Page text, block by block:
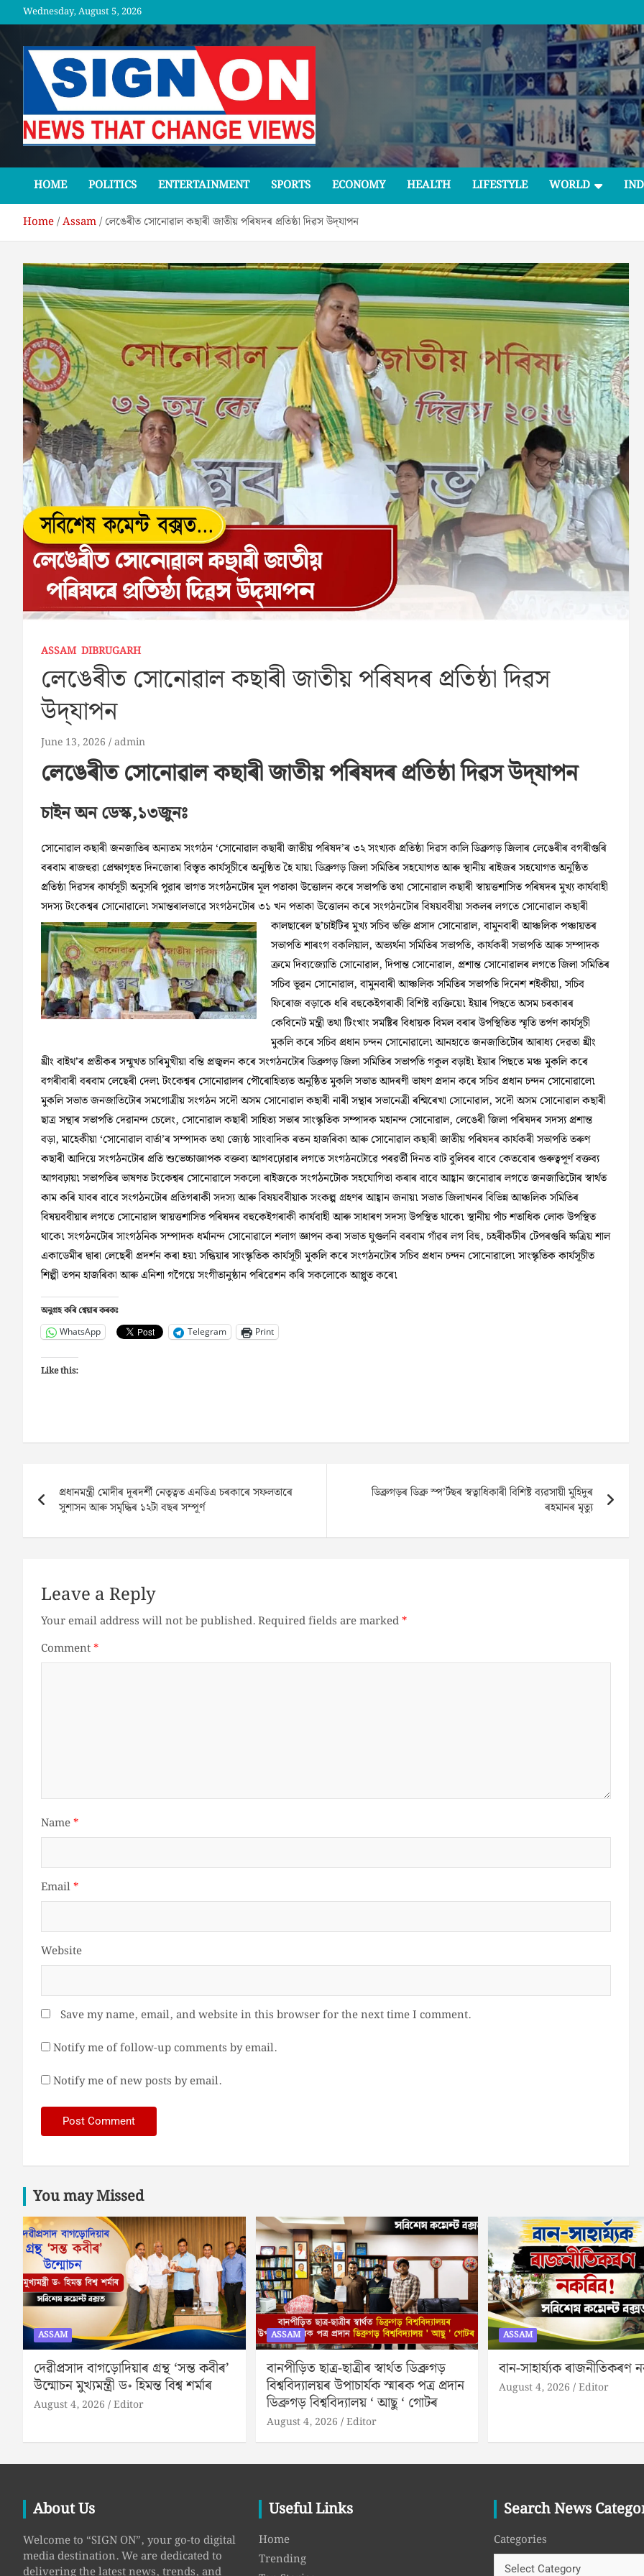
to
Wednesday, August 5, 2026
SGNON
HOME POLITICS ENTERTAINMENT SPORTS ECONOMY HEALTH LIFESTYLE WORLD
Home Assam লেঙেৰীত সোনোৱাল কছাৰী জাতীয় পৰিষদৰ প্ৰতিষ্ঠা দিৱস উদ্‌যাপন
ASSAM DIBRUGARH
লেঙেৰীত সোনোৱাল কছাৰী জাতীয় পৰিষদৰ প্ৰতিষ্ঠা দিৱস
উদ্‌যাপন
June 13, 2026 admin
লেঙেৰীত সোনোৱাল কছাৰী জাতীয় পৰিষদৰ প্ৰতিষ্ঠা দিৱস উদ্‌যাপন
চাইন অন ডেস্ক,১৩জুনঃ
সোনোৱাল কছাৰী জনজাতিৰ অন্যতম সংগঠন ‘সোনোৱাল কছাৰী জাতীয় পৰিষদ’ৰ ৩২ সংখ্যক প্ৰতিষ্ঠা দিৱস কালি ডিব্ৰুগড় জিলাৰ লেঙেৰীৰ বগৰীগুৰি
বৰবাম ৰাজহুৱা প্ৰেক্ষাগৃহত দিনজোৰা বিস্তৃত কাৰ্যসূচীৰে অনুষ্ঠিত হৈ যায়৷ ডিব্ৰুগড় জিলা সমিতিৰ সহযোগত আৰু স্থানীয় ৰাইজৰ সহযোগত অনুষ্ঠিত
প্ৰতিষ্ঠা দিৱসৰ কাৰ্যসূচী অনুসৰি পুৱাৰ ভাগত সংগঠনটোৰ মূল পতাকা উত্তোলন কৰে সভাপতি তথা সোনোৱাল কছাৰী স্বায়ত্তশাসিত পৰিষদৰ মুখ্য কাৰ্যবাহী
সদস্য টংকেশ্বৰ সোনোৱালে৷ সমান্তৰালভাৱে সংগঠনটোৰ ৩১ খন পতাকা উত্তোলন কৰে সংগঠনটোৰ বিষয়ববীয়া সকলৰ লগতে সোনোৱাল কছাৰী
কালছাৰেল ছ’চাইটিৰ মুখ্য সচিব ভক্তি প্ৰসাদ সোনোৱাল, বামুনবাৰী আঞ্চলিক পঞ্চায়তৰ
সভাপতি শাৰংগ বকলিয়াল, অভ্যৰ্থনা সমিতিৰ সভাপতি, কাৰ্যকৰী সভাপতি আৰু সম্পাদক
ক্ৰমে দিব্যজ্যোতি সোনোৱাল, দিপান্ত সোনোৱাল, প্ৰশান্ত সোনোৱালৰ লগতে জিলা সমিতিৰ
সচিব ভূৱন সোনোৱাল, বামুনবাৰী আঞ্চলিক সমিতিৰ সভাপতি দিনেশ শইকীয়া, সচিব
ফিৰোজ বড়াকে ধৰি বহুকেইগৰাকী বিশিষ্ট ব্যক্তিয়ে৷ ইয়াৰ পিছতে অসম চৰকাৰৰ
কেবিনেট মন্ত্ৰী তথা টিংখাং সমষ্টিৰ বিধায়ক বিমল বৰাৰ উপস্থিতিত স্মৃতি তৰ্পণ কাৰ্যসূচী
মুকলি কৰে সচিব প্ৰধান চন্দন সোনোৱালে৷ আনহাতে জনজাতিটোৰ আৰাধ্য দেৱতা খ্ৰীং
খ্ৰীং বাইথ’ৰ প্ৰতীকৰ সন্মুখত চাৰিমুখীয়া বন্তি প্ৰজ্বলন কৰে সংগঠনটোৰ ডিব্ৰুগড় জিলা সমিতিৰ সভাপতি গকুল বড়াই৷ ইয়াৰ পিছতে মঞ্চ মুকলি কৰে
বগৰীবাৰী বৰবাম লেছেৰী দেল৷ টংকেশ্বৰ সোনোৱালৰ পৌৰোহিত্যত অনুষ্ঠিত মুকলি সভাত আদৰণী ভাষণ প্ৰদান কৰে সচিব প্ৰধান চন্দন সোনোৱালে৷
মুকলি সভাত জনজাতিটোৰ সমগোত্ৰীয় সংগঠন সদৌ অসম সোনোৱাল কছাৰী নাৰী সন্থাৰ সভানেত্ৰী ৰশ্মিৰেখা সোনোৱাল, সদৌ অসম সোনোৱাল কছাৰী
ছাত্ৰ সন্থাৰ সভাপতি দেৱানন্দ চেলেং, সোনোৱাল কছাৰী সাহিত্য সভাৰ সাংস্কৃতিক সম্পাদক মহানন্দ সোনোৱাল, লেঙেৰী জিলা পৰিষদৰ সদস্য প্ৰশান্ত
বড়া, মাহেকীয়া ‘সোনোৱাল বাৰ্তা’ৰ সম্পাদক তথা জ্যেষ্ঠ সাংবাদিক ৰতন হাজৰিকা আৰু সোনোৱাল কছাৰী জাতীয় পৰিষদৰ কাৰ্যকৰী সভাপতি তৰুণ
কছাৰী আদিয়ে সংগঠনটোৰ প্ৰতি শুভেচ্চাজ্ঞাপক বক্তব্য আগবঢ়োৱাৰ লগতে সংগঠনটোৱে পৰৱৰ্তী দিনত বাট বুলিবৰ বাবে কেতবোৰ গুৰুত্বপূৰ্ণ বক্তব্য
আগবঢ়ায়৷ সভাপতিৰ ভাষণত টংকেশ্বৰ সোনোৱালে সকলো ৰাইজকে সংগঠনটোক সহযোগিতা কৰাৰ বাবে আহ্বান জনোৱাৰ লগতে জনজাতিটোৰ স্বাৰ্থত
কাম কৰি যাবৰ বাবে সংগঠনটোৰ প্ৰতিগৰাকী সদস্য আৰু বিষয়ববীয়াক সংকল্প গ্ৰহণৰ আহ্বান জনায়৷ সভাত জিলাখনৰ বিভিন্ন আঞ্চলিক সমিতিৰ
বিষয়ববীয়াৰ লগতে সোনোৱাল স্বায়ত্তশাসিত পৰিষদৰ বহুকেইগৰাকী কাৰ্যবাহী আৰু সাধাৰণ সদস্য উপস্থিত থাকে৷ স্থানীয় পাঁচ শতাধিক লোক উপস্থিত
থাকে৷ সংগঠনটোৰ সাংগঠনিক সম্পাদক ধৰ্মানন্দ সোনোৱালে শলাগ জ্ঞাপন কৰা সভাত ঘুগুলনি বৰবাম গাঁৱৰ লগ বিহু, চহৰীকটীৰ টেপৰগুৰি ক্ষত্ৰিয় শাল
একাডেমীৰ দ্বাৰা লেছেৰী প্ৰদৰ্শন কৰা হয়৷ সন্ধিয়াৰ সাংস্কৃতিক কাৰ্যসূচী মুকলি কৰে সংগঠনটোৰ সচিব প্ৰধান চন্দন সোনোৱালে৷ সাংস্কৃতিক কাৰ্যসূচীত
শিল্পী তপন হাজৰিকা আৰু এনিশা গগৈয়ে সংগীতানুষ্ঠান পৰিৱেশন কৰি সকলোকে আপ্লুত কৰে৷
অনুগ্ৰহ কৰি শ্বেয়াৰ কৰকঃ
WhatsApp Telegram Print
Like this:
navigation
প্রধানমন্ত্রী মোদীৰ দূৰদৰ্শী নেতৃত্বত এনডিএ চৰকাৰে সফলতাৰে
সুশাসন আৰু সমৃদ্ধিৰ ১২টা বছৰ সম্পূৰ্ণ
ডিব্ৰুগড়ৰ ডিব্ৰু স্প’ৰ্টছৰ স্বত্বাধিকাৰী বিশিষ্ট ব্যৱসায়ী মুহিদুৰ
ৰহমানৰ মৃত্যু
Leave a Reply
Your email address will not be published.Required fields are marked*
Comment*
Name*
Email*
Website
Save my name, email, and website in this browser for the next time I comment.
Notify me of follow-up comments by email.
Notify me of new posts by email.
You may Missed
ASSAM
দেৱীপ্ৰসাদ বাগড়োদিয়াৰ গ্ৰন্থ ‘সন্ত কবীৰ’
উন্মোচন মুখ্যমন্ত্ৰী ড॰ হিমন্ত বিশ্ব শৰ্মাৰ
August 4, 2026 Editor
ASSAM
বানপীড়িত ছাত্ৰ-ছাত্ৰীৰ স্বাৰ্থত ডিব্ৰুগড়
বিশ্ববিদ্যালয়ৰ উপাচাৰ্যক স্মাৰক পত্ৰ প্ৰদান
ডিব্ৰুগড় বিশ্ববিদ্যালয় ‘ আছু ‘ গোটৰ
August 4, 2026 Editor
ASSAM
বান-সাহাৰ্য্যক ৰাজনীতিকৰণ
August 4, 2026 Editor
About Us
Welcome to “SIGN ON”, your go-to digital
media destination. We are dedicated to
Useful Links
Home
Trending
Search News
Categories